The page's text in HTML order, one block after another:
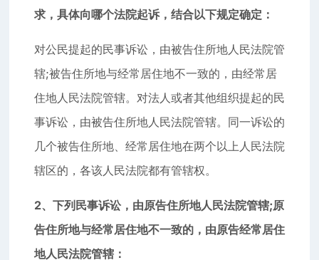
求，具体向哪个法院起诉，结合以下规定确定：
对公民提起的民事诉讼，由被告住所地人民法院管
辖;被告住所地与经常居住地不一致的，由经常居
住地人民法院管辖。对法人或者其他组织提起的民
事诉讼，由被告住所地人民法院管辖。同一诉讼的
几个被告住所地、经常居住地在两个以上人民法院
辖区的，各该人民法院都有管辖权。
2、下列民事诉讼，由原告住所地人民法院管辖;原
告住所地与经常居住地不一致的，由原告经常居住
地人民法院管辖：